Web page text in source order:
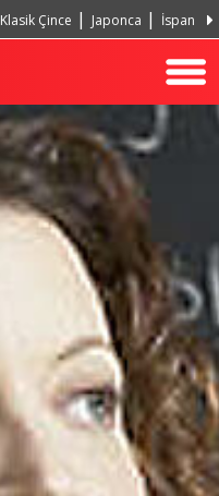
Klasik Çince Japonca